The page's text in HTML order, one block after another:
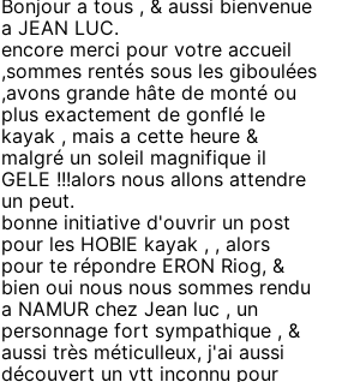
Bonjour a tous , & aussi bienvenue
a JEAN LUC.
encore merci pour votre accueil
,sommes rentés sous les giboulées
,avons grande hâte de monté ou
plus exactement de gonflé le
kayak , mais a cette heure &
malgré un soleil magnifique il
GELE !!!alors nous allons attendre
un peut.
bonne initiative d'ouvrir un post
pour les HOBIE kayak , , alors
pour te répondre ERON Riog, &
bien oui nous nous sommes rendu
a NAMUR chez Jean luc , un
personnage fort sympathique , &
aussi très méticulleux, j'ai aussi
découvert un vtt inconnu pour